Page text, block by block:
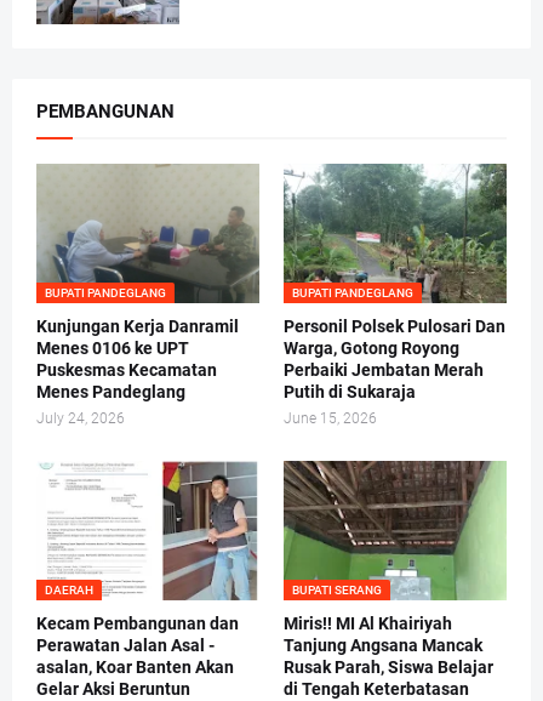
PEMBANGUNAN
BUPATI PANDEGLANG
Kunjungan Kerja Danramil
Menes 0106 ke UPT
Puskesmas Kecamatan
Menes Pandeglang
July 24, 2026
BUPATI PANDEGLANG
Personil Polsek Pulosari Dan
Warga, Gotong Royong
Perbaiki Jembatan Merah
Putih di Sukaraja
June 15, 2026
DAERAH
Kecam Pembangunan dan
Perawatan Jalan Asal -
asalan, Koar Banten Akan
Gelar Aksi Beruntun
BUPATI SERANG
Miris!! MI Al Khairiyah
Tanjung Angsana Mancak
Rusak Parah, Siswa Belajar
di Tengah Keterbatasan